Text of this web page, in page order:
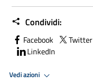
Condividi:
Facebook Twitter
LinkedIn
Vedi azioni